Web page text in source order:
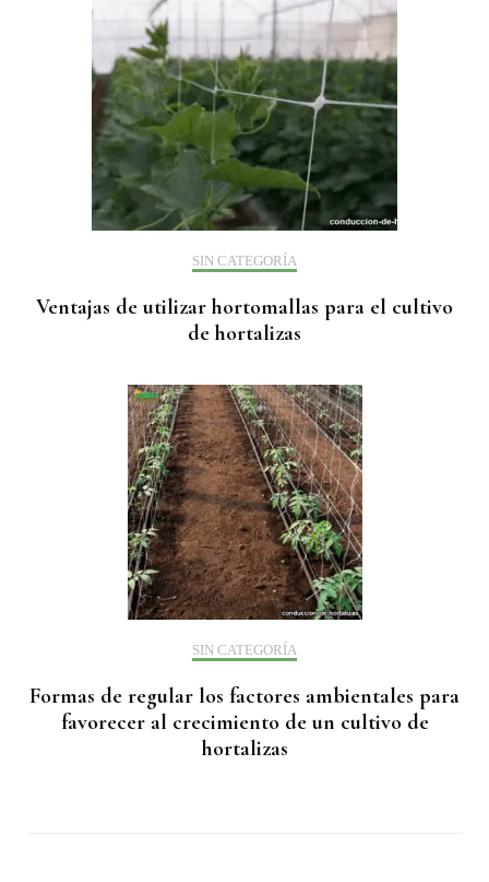
SIN CATEGORÍA
Ventajas de utilizar hortomallas para el cultivo
de hortalizas
SIN CATEGORÍA
Formas de regular los factores ambientales para
favorecer al crecimiento de un cultivo de
hortalizas